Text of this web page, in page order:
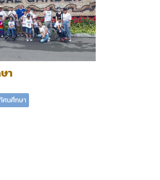
า
ศนศึกษา